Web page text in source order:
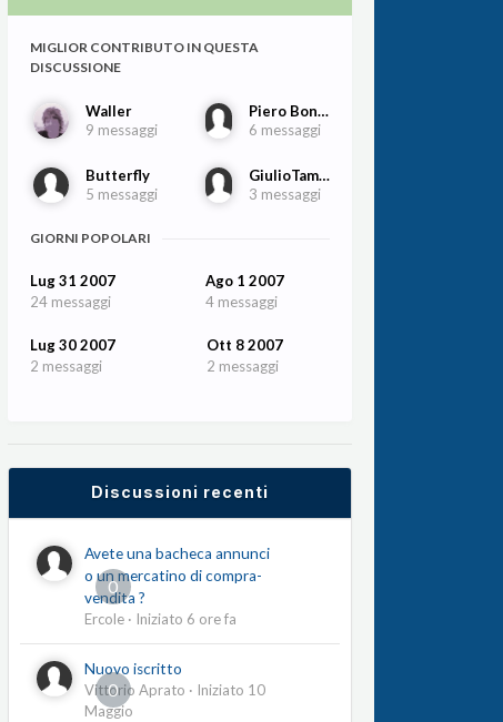
MIGLIOR CONTRIBUTO IN QUESTA
DISCUSSIONE
Waller
9 messaggi
Piero Bonaguri
6 messaggi
Butterfly
5 messaggi
GiulioTampalini
3 messaggi
GIORNI POPOLARI
Lug 31 2007
24 messaggi
Ago 1 2007
4 messaggi
Lug 30 2007
2 messaggi
Ott 8 2007
2 messaggi
Discussioni recenti
0
Avete una bacheca annunci
o un mercatino di compra-
vendita ?
Ercole· Iniziato 6 ore fa
0
Nuovo iscritto
Vittorio Aprato · Iniziato 10
Maggio